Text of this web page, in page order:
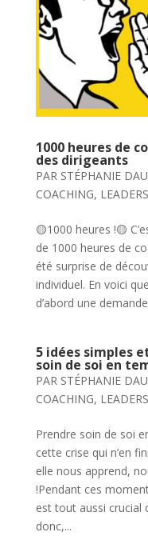
1000 heures de
des dirigeants
PAR STÉPHANIE
COACHING,
🟡1000 heures !🟡
de 1000 heures de
été surprise de
individuel. En voici
d’abord une
5 idées simples
soin de soi en
PAR STÉPHANIE
COACHING,
Prendre soin de soi
cette crise qui n’en
elle nous apprend,
!Pendant ces
est tout aussi crucial
donc,...